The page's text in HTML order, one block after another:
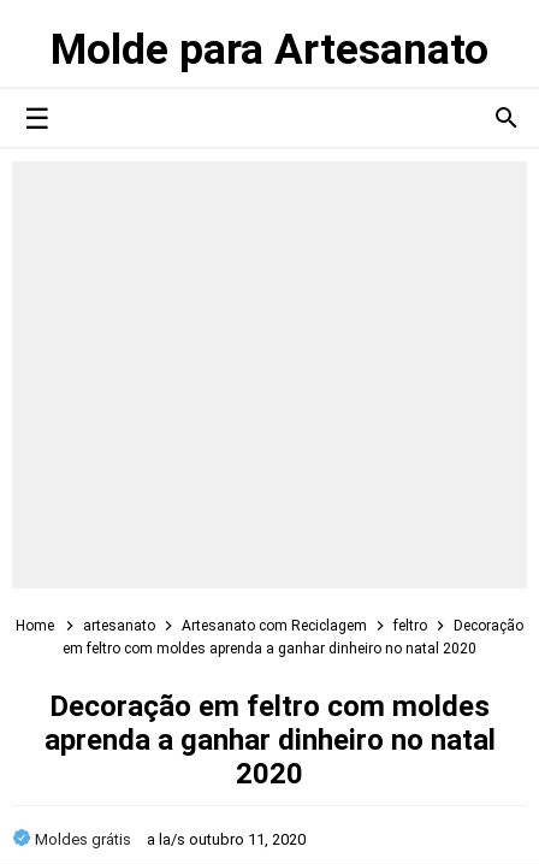
Molde para Artesanato
Home artesanato Artesanato com Reciclagem feltro
Decoração
em feltro com moldes aprenda a ganhar dinheiro no natal 2020
Decoração em feltro com moldes
aprenda a ganhar dinheiro no natal
2020
Moldes grátis a la/s outubro 11, 2020